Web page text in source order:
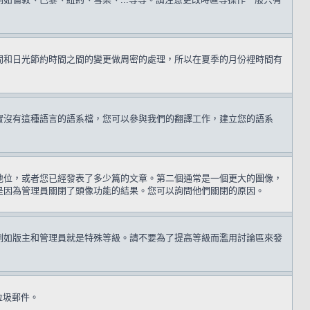
日光節約時間之間的變更做周密的處理，所以在夏季的月份裡時間有
有這種語言的語系檔，您可以參與我們的翻譯工作，建立您的語系
，或者您已經發表了多少篇的文章。第二個通常是一個更大的圖像，
為管理員關閉了頭像功能的結果。您可以詢問他們關閉的原因。
版主和管理員就是特殊等級。請不要為了提高等級而濫用討論區來發
郵件。